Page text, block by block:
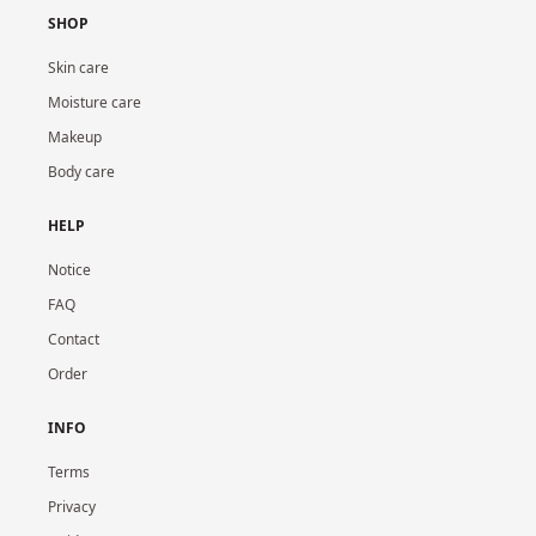
SHOP
Skin care
Moisture care
Makeup
Body care
HELP
Notice
FAQ
Contact
Order
INFO
Terms
Privacy